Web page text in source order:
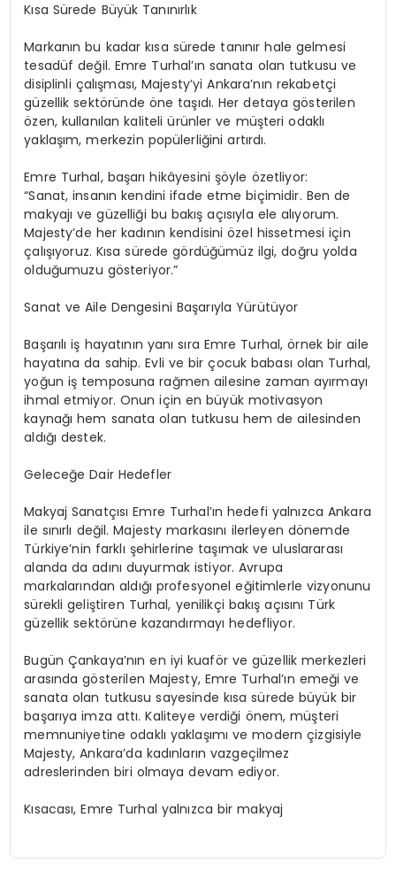
Kısa Sürede Büyük Tanınırlık
Markanın bu kadar kısa sürede tanınır hale gelmesi
tesadüf değil. Emre Turhal’ın sanata olan tutkusu ve
disiplinli çalışması, Majesty’yi Ankara’nın rekabetçi
güzellik sektöründe öne taşıdı. Her detaya gösterilen
özen, kullanılan kaliteli ürünler ve müşteri odaklı
yaklaşım, merkezin popülerliğini artırdı.
Emre Turhal, başarı hikâyesini şöyle özetliyor:
“Sanat, insanın kendini ifade etme biçimidir. Ben de
makyajı ve güzelliği bu bakış açısıyla ele alıyorum.
Majesty’de her kadının kendisini özel hissetmesi için
çalışıyoruz. Kısa sürede gördüğümüz ilgi, doğru yolda
olduğumuzu gösteriyor.”
Sanat ve Aile Dengesini Başarıyla Yürütüyor
Başarılı iş hayatının yanı sıra Emre Turhal, örnek bir aile
hayatına da sahip. Evli ve bir çocuk babası olan Turhal,
yoğun iş temposuna rağmen ailesine zaman ayırmayı
ihmal etmiyor. Onun için en büyük motivasyon
kaynağı hem sanata olan tutkusu hem de ailesinden
aldığı destek.
Geleceğe Dair Hedefler
Makyaj Sanatçısı Emre Turhal’ın hedefi yalnızca Ankara
ile sınırlı değil. Majesty markasını ilerleyen dönemde
Türkiye’nin farklı şehirlerine taşımak ve uluslararası
alanda da adını duyurmak istiyor. Avrupa
markalarından aldığı profesyonel eğitimlerle vizyonunu
sürekli geliştiren Turhal, yenilikçi bakış açısını Türk
güzellik sektörüne kazandırmayı hedefliyor.
Bugün Çankaya’nın en iyi kuaför ve güzellik merkezleri
arasında gösterilen Majesty, Emre Turhal’ın emeği ve
sanata olan tutkusu sayesinde kısa sürede büyük bir
başarıya imza attı. Kaliteye verdiği önem, müşteri
memnuniyetine odaklı yaklaşımı ve modern çizgisiyle
Majesty, Ankara’da kadınların vazgeçilmez
adreslerinden biri olmaya devam ediyor.
Kısacası, Emre Turhal yalnızca bir makyaj